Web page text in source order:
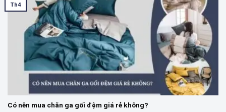
Có nên mua chăn ga gối đệm giá rẻ không?
Th4